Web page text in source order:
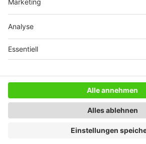
SERVICE
Datenschutz
Newsletter